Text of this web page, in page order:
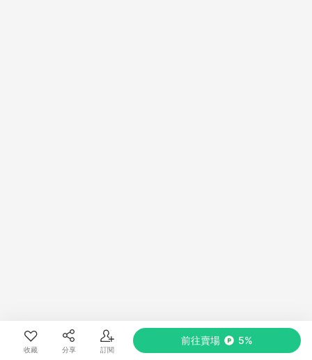
收藏 分享 訂閱
前往賣場 5%